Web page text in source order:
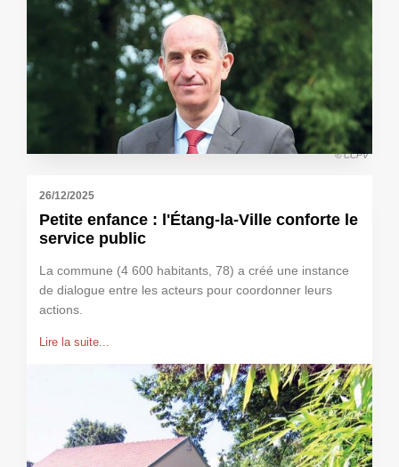
© CCPV
26/12/2025
Petite enfance : l'Étang-la-Ville conforte le
service public
La commune (4 600 habitants, 78) a créé une instance
de dialogue entre les acteurs pour coordonner leurs
actions.
Lire la suite...